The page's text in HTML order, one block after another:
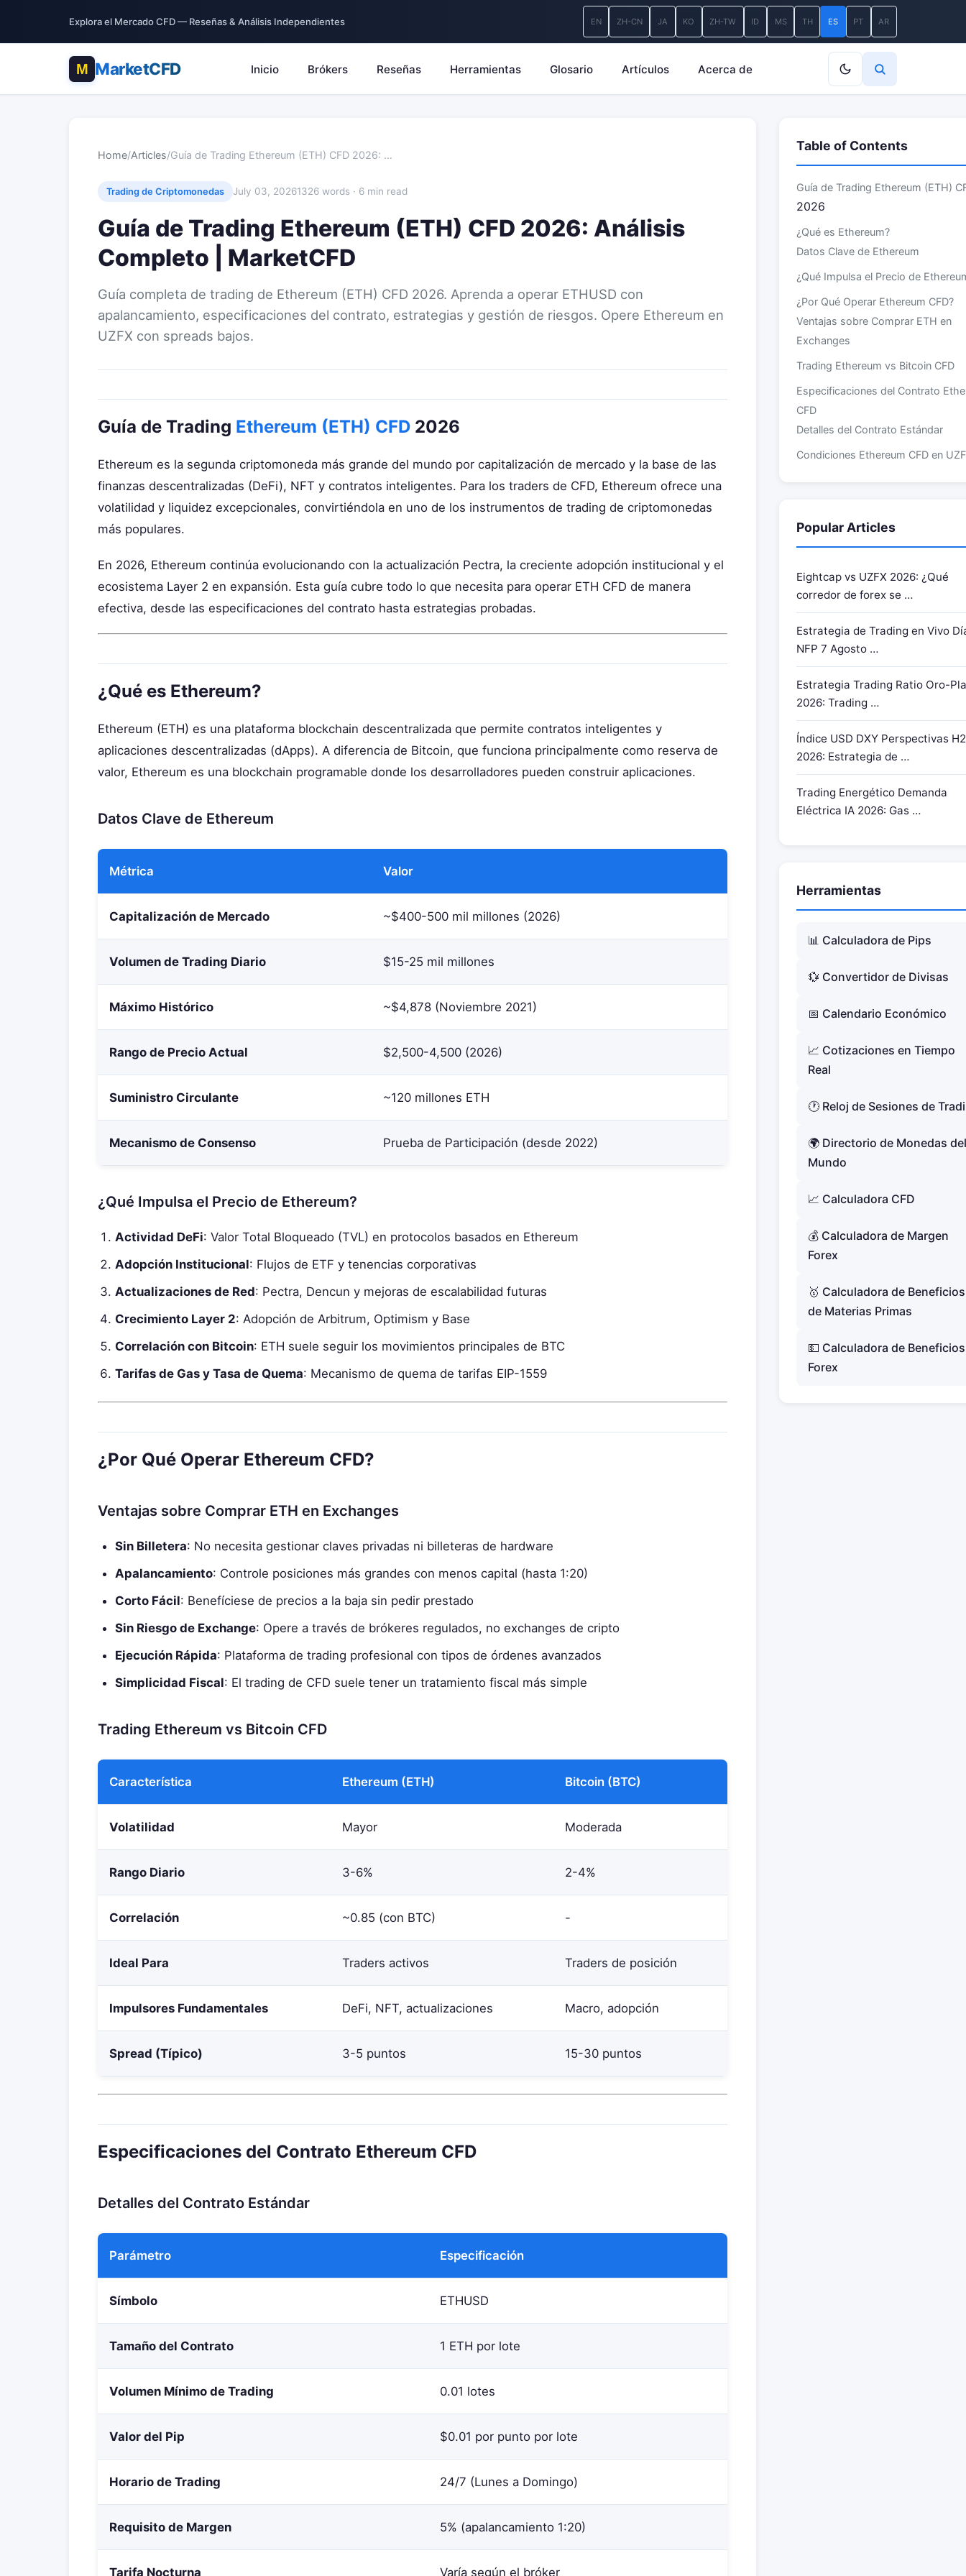
Explora el Mercado CFD — Reseñas & Análisis Independientes EN ZH-CN JA KO ZH-TW ID MS TH ES PT AR
MarketCFD Inicio Brókers Reseñas Herramientas Glosario Artículos Acerca de
Home/Articles/Guía de Trading Ethereum (ETH) CFD 2026: …
Trading de Criptomonedas July 03, 20261326 words · 6 min read
Guía de Trading Ethereum (ETH) CFD 2026: Análisis
Completo | MarketCFD
Guía completa de trading de Ethereum (ETH) CFD 2026. Aprenda a operar ETHUSD con
apalancamiento, especificaciones del contrato, estrategias y gestión de riesgos. Opere Ethereum en
UZFX con spreads bajos.
Guía de Trading Ethereum (ETH) CFD 2026
Ethereum es la segunda criptomoneda más grande del mundo por capitalización de mercado y la base de las
finanzas descentralizadas (DeFi), NFT y contratos inteligentes. Para los traders de CFD, Ethereum ofrece una
volatilidad y liquidez excepcionales, convirtiéndola en uno de los instrumentos de trading de criptomonedas
más populares.
En 2026, Ethereum continúa evolucionando con la actualización Pectra, la creciente adopción institucional y el
ecosistema Layer 2 en expansión. Esta guía cubre todo lo que necesita para operar ETH CFD de manera
efectiva, desde las especificaciones del contrato hasta estrategias probadas.
¿Qué es Ethereum?
Ethereum (ETH) es una plataforma blockchain descentralizada que permite contratos inteligentes y
aplicaciones descentralizadas (dApps). A diferencia de Bitcoin, que funciona principalmente como reserva de
valor, Ethereum es una blockchain programable donde los desarrolladores pueden construir aplicaciones.
Datos Clave de Ethereum
Métrica Valor
Capitalización de Mercado ~$400-500 mil millones (2026)
Volumen de Trading Diario $15-25 mil millones
Máximo Histórico ~$4,878 (Noviembre 2021)
Rango de Precio Actual $2,500-4,500 (2026)
Suministro Circulante ~120 millones ETH
Mecanismo de Consenso Prueba de Participación (desde 2022)
¿Qué Impulsa el Precio de Ethereum?
Actividad DeFi: Valor Total Bloqueado (TVL) en protocolos basados en Ethereum
Adopción Institucional: Flujos de ETF y tenencias corporativas
Actualizaciones de Red: Pectra, Dencun y mejoras de escalabilidad futuras
Crecimiento Layer 2: Adopción de Arbitrum, Optimism y Base
Correlación con Bitcoin: ETH suele seguir los movimientos principales de BTC
Tarifas de Gas y Tasa de Quema: Mecanismo de quema de tarifas EIP-1559
¿Por Qué Operar Ethereum CFD?
Ventajas sobre Comprar ETH en Exchanges
Sin Billetera: No necesita gestionar claves privadas ni billeteras de hardware
Apalancamiento: Controle posiciones más grandes con menos capital (hasta 1:20)
Corto Fácil: Benefíciese de precios a la baja sin pedir prestado
Sin Riesgo de Exchange: Opere a través de brókeres regulados, no exchanges de cripto
Ejecución Rápida: Plataforma de trading profesional con tipos de órdenes avanzados
Simplicidad Fiscal: El trading de CFD suele tener un tratamiento fiscal más simple
Trading Ethereum vs Bitcoin CFD
Característica Ethereum (ETH) Bitcoin (BTC)
Volatilidad Mayor Moderada
Rango Diario 3-6% 2-4%
Correlación ~0.85 (con BTC) -
Ideal Para Traders activos Traders de posición
Impulsores Fundamentales DeFi, NFT, actualizaciones Macro, adopción
Spread (Típico) 3-5 puntos 15-30 puntos
Especificaciones del Contrato Ethereum CFD
Detalles del Contrato Estándar
Parámetro Especificación
Símbolo ETHUSD
Tamaño del Contrato 1 ETH por lote
Volumen Mínimo de Trading 0.01 lotes
Valor del Pip $0.01 por punto por lote
Horario de Trading 24/7 (Lunes a Domingo)
Requisito de Margen 5% (apalancamiento 1:20)
Tarifa Nocturna Varía según el bróker
Table of Contents
Guía de Trading Ethereum (ETH)
2026
¿Qué es Ethereum?
Datos Clave de Ethereum
¿Qué Impulsa el Precio de
¿Por Qué Operar Ethereum CFD?
Ventajas sobre Comprar ETH en
Exchanges
Trading Ethereum vs Bitcoin CFD
Especificaciones del Contrato
CFD
Detalles del Contrato Estándar
Condiciones Ethereum CFD en
Estrategia 1: Seguimiento de
Estrategia 2: Ruptura de
Soporte/Resistencia
Estrategia 3: Trading de Noticias
Estrategia 4: Trading de
Estrategia 5: Catalizador de
Gestión de Riesgos para el
Ethereum CFD
Principales Factores de Riesgo de
Ethereum
Mejores Indicadores para el
ETH
Observar
Oportunidades Excepcionales de
Popular Articles
Eightcap vs UZFX 2026: ¿Qué
corredor de forex se …
Estrategia de Trading en Vivo
NFP 7 Agosto …
Estrategia Trading Ratio Oro-
2026: Trading …
Índice USD DXY Perspectivas H2
2026: Estrategia de …
Trading Energético Demanda
Eléctrica IA 2026: Gas …
Herramientas
📊 Calculadora de Pips
💱 Convertidor de Divisas
📅 Calendario Económico
📈 Cotizaciones en Tiempo
Real
🕐 Reloj de Sesiones de
🌍 Directorio de Monedas del
Mundo
📈 Calculadora CFD
💰 Calculadora de Margen
Forex
🥇 Calculadora de Beneficios
de Materias Primas
💵 Calculadora de Beneficios
Forex